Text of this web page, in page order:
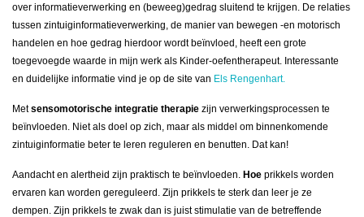
over informatieverwerking en (beweeg)gedrag sluitend te krijgen. De relaties
tussen zintuiginformatieverwerking, de manier van bewegen -en motorisch
handelen en hoe gedrag hierdoor wordt beïnvloed, heeft een grote
toegevoegde waarde in mijn werk als Kinder-oefentherapeut. Interessante
en duidelijke informatie vind je op de site van Els Rengenhart.
Metsensomotorische integratie therapie zijn verwerkingsprocessen te
beïnvloeden. Niet als doel op zich, maar als middel om binnenkomende
zintuiginformatie beter te leren reguleren en benutten. Dat kan!
Aandacht en alertheid zijn praktisch te beïnvloeden. Hoe prikkels worden
ervaren kan worden gereguleerd. Zijn prikkels te sterk dan leer je ze
dempen. Zijn prikkels te zwak dan is juist stimulatie van de betreffende